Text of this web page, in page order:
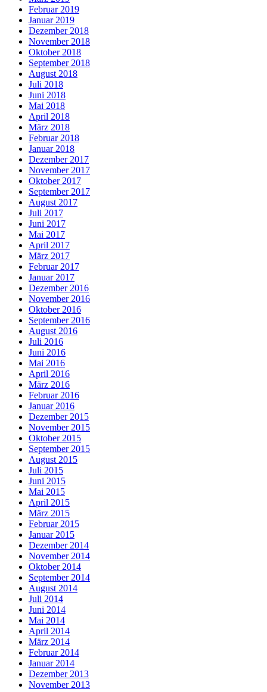
Februar 2019
Januar 2019
Dezember 2018
November 2018
Oktober 2018
September 2018
August 2018
Juli 2018
Juni 2018
Mai 2018
April 2018
März 2018
Februar 2018
Januar 2018
Dezember 2017
November 2017
Oktober 2017
September 2017
August 2017
Juli 2017
Juni 2017
Mai 2017
April 2017
März 2017
Februar 2017
Januar 2017
Dezember 2016
November 2016
Oktober 2016
September 2016
August 2016
Juli 2016
Juni 2016
Mai 2016
April 2016
März 2016
Februar 2016
Januar 2016
Dezember 2015
November 2015
Oktober 2015
September 2015
August 2015
Juli 2015
Juni 2015
Mai 2015
April 2015
März 2015
Februar 2015
Januar 2015
Dezember 2014
November 2014
Oktober 2014
September 2014
August 2014
Juli 2014
Juni 2014
Mai 2014
April 2014
März 2014
Februar 2014
Januar 2014
Dezember 2013
November 2013